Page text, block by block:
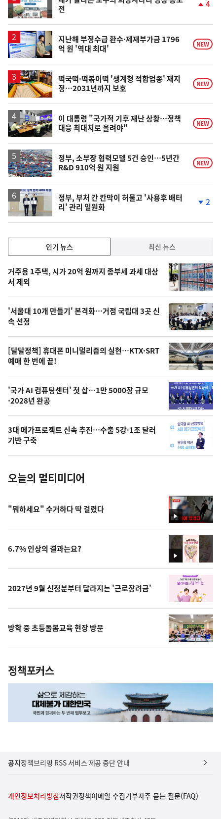
전
승
4
지난해 부정수급 환수·제재부가금 1796
억 원 '역대 최대'
NEW
떡국떡·떡볶이떡 '생계형 적합업종' 재지
정…2031년까지 보호
NEW
이 대통령 "국가적 기후 재난 상황…정책
대응 최대치로 올려야"
NEW
정부, 소부장 협력모델 5건 승인…5년간
R&D 910억 원 지원
NEW
정부, 부처 간 칸막이 허물고 '사용후 배터
리' 관리 일원화
락
2
기,
최
신,
오
늘
의
영
상
오
의
사
진
인기 뉴스 최신 뉴스
기
뉴
스
거주용 1주택, 시가 20억 원까지 종부세 과세 대상
서 제외
'서울대 10개 만들기' 본격화…거점 국립대 3곳 신
속 선정
[달달정책] 휴대폰 미니멀리즘의 실현…KTX·SRT
예매 한 번에 끝!
'국가 AI 컴퓨팅센터' 첫 삽…1만 5000장 규모
·2028년 완공
3대 메가프로젝트 신속 추진…수출 5강·1조 달러
기반 구축
오늘의 멀티미디어
영
상
"뭐하세요" 수거하다 딱 걸렸다
영
상
6.7% 인상의 결과는요?
2027년 9월 신청분부터 달라지는 '근로장려금'
방학 중 초등돌봄교육 현장 방문
정책포커스
공지정책브리핑 RSS 서비스 제공 중단 안내
개인정보처리방침저작권정책이메일 수집거부자주 묻는 질문(FAQ)